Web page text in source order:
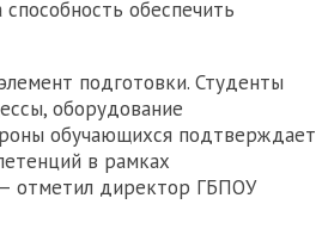
обеспечить
подготовки. Студенты
оборудование
обучающихся подтверждает
в рамках
— отметил директор ГБПОУ